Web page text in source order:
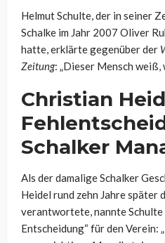
Helmut Schulte, der in seiner
Schalke im Jahr 2007 Oliver
hatte, erklärte gegenüber der
Zeitung: „Dieser Mensch weiß,
Christian
Schalker
Als der damalige Schalker
Heidel rund zehn Jahre später
verantwortete, nannte Schulte
Entscheidung“ für den Verein: